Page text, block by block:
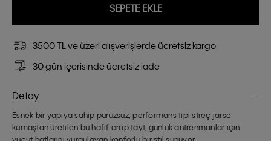
SEPETE EKLE
3500 TL ve üzeri alışverişlerde ücretsiz kargo
30 gün içerisinde ücretsiz iade
Detay
Esnek bir yapıya sahip pürüzsüz, performans tipi streç jarse
kumaştan üretilen bu hafif crop tayt, günlük antrenmanlar için
vücut hatlarını vurgulayan konforlu bir stil sunuyor.